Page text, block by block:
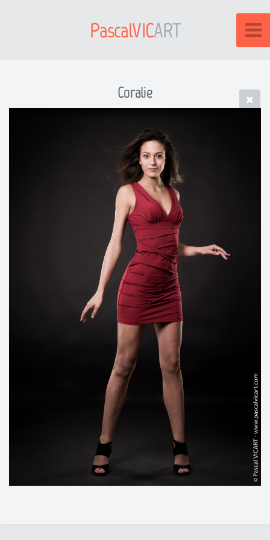
PascalVICART
Coralie